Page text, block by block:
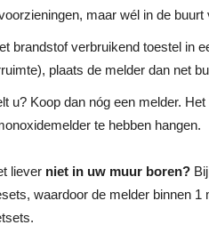
maar wél in de buurt
brandstof verbruikend toestel in
plaats de melder dan net
u? Koop dan nóg een melder.
te hebben hangen.
liever niet in uw muur boren? Bij
waardoor de melder binnen 1